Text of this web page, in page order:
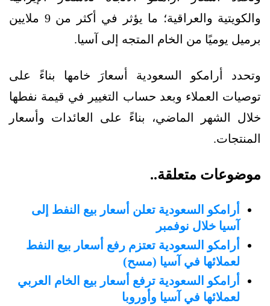
والكويتية والعراقية؛ ما يؤثر في أكثر من 9 ملايين
برميل يوميًا من الخام المتجه إلى آسيا.
وتحدد أرامكو السعودية أسعارَ خامها بناءً على
توصيات العملاء وبعد حساب التغيير في قيمة نفطها
خلال الشهر الماضي، بناءً على العائدات وأسعار
المنتجات.
موضوعات متعلقة..
أرامكو السعودية تعلن أسعار بيع النفط إلى
آسيا خلال نوفمبر
أرامكو السعودية تعتزم رفع أسعار بيع النفط
لعملائها في آسيا (مسح)
أرامكو السعودية ترفع أسعار بيع الخام العربي
لعملائها في آسيا وأوروبا